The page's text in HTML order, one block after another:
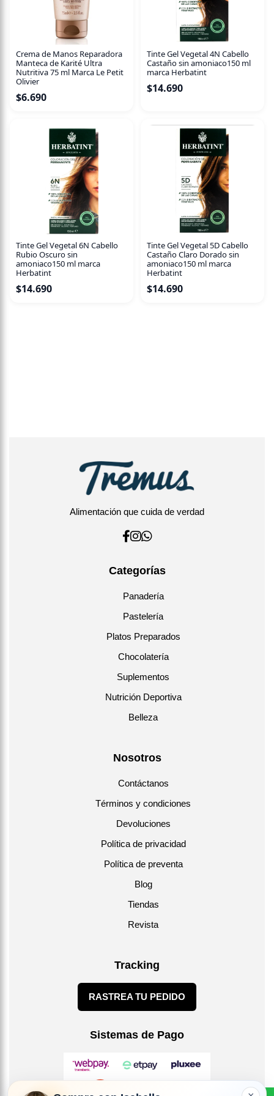
Excelente compatibilidad con la piel de los bebés,
clínicamente probado
0 % parabenos, siliconas, parafinas y fenoxietanol
98 % ingredientes de origen natural (según norma ISO
16128)
Contiene aceite nutritivo de almendras dulces, aceite de
oliva orgánico y aceite de girasol.
Crema de Manos Reparadora
Manteca de Karité Ultra
Nutritiva 75 ml Marca Le Petit
Olivier
$6.690
Tinte Gel Vegetal 4N Cabello
Castaño sin amoniaco150 ml
marca Herbatint
$14.690
Tinte Gel Vegetal 6N Cabello
Rubio Oscuro sin
amoniaco150 ml marca
Herbatint
$14.690
Tinte Gel Vegetal 5D Cabello
Castaño Claro Dorado sin
amoniaco150 ml marca
Herbatint
$14.690
Alimentación que cuida de verdad
Categorías
Panadería
Pastelería
Platos Preparados
Chocolatería
Suplementos
Nutrición Deportiva
Belleza
Nosotros
Contáctanos
Términos y condiciones
Devoluciones
Política de privacidad
Política de preventa
Blog
Tiendas
Revista
Tracking
RASTREA TU PEDIDO
Sistemas de Pago